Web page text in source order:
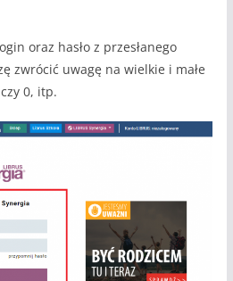
oraz hasło z przesłanego
zwrócić uwagę na wielkie i małe
0, itp.